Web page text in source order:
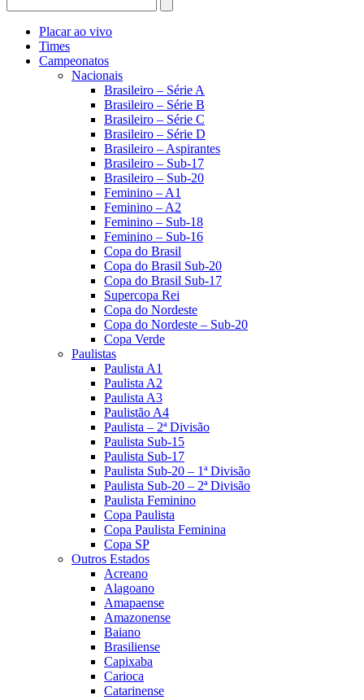
Placar ao vivo
Times
Campeonatos
Nacionais
Brasileiro – Série A
Brasileiro – Série B
Brasileiro – Série C
Brasileiro – Série D
Brasileiro – Aspirantes
Brasileiro – Sub-17
Brasileiro – Sub-20
Feminino – A1
Feminino – A2
Feminino – Sub-18
Feminino – Sub-16
Copa do Brasil
Copa do Brasil Sub-20
Copa do Brasil Sub-17
Supercopa Rei
Copa do Nordeste
Copa do Nordeste – Sub-20
Copa Verde
Paulistas
Paulista A1
Paulista A2
Paulista A3
Paulistão A4
Paulista – 2ª Divisão
Paulista Sub-15
Paulista Sub-17
Paulista Sub-20 – 1ª Divisão
Paulista Sub-20 – 2ª Divisão
Paulista Feminino
Copa Paulista
Copa Paulista Feminina
Copa SP
Outros Estados
Acreano
Alagoano
Amapaense
Amazonense
Baiano
Brasiliense
Capixaba
Carioca
Catarinense